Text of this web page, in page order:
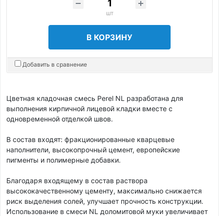
шт
В КОРЗИНУ
Добавить в сравнение
Цветная кладочная смесь Perel NL разработана для
выполнения кирпичной лицевой кладки вместе с
одновременной отделкой швов.
В состав входят: фракционированные кварцевые
наполнители, высокопрочный цемент, европейские
пигменты и полимерные добавки.
Благодаря входящему в состав раствора
высококачественному цементу, максимально снижается
риск выделения солей, улучшает прочность конструкции.
Использование в смеси NL доломитовой муки увеличивает